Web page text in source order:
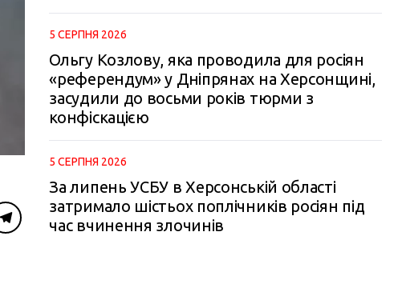
5 СЕРПНЯ 2026
Ольгу Козлову, яка проводила для росіян
«референдум» у Дніпрянах на Херсонщині,
засудили до восьми років тюрми з
конфіскацією
5 СЕРПНЯ 2026
За липень УСБУ в Херсонській області
затримало шістьох поплічників росіян під
час вчинення злочинів